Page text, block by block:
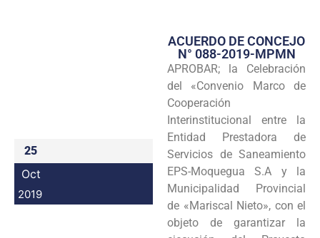
Transparencia
Seguridad
Programas
Intranet
25
Oct
2019
ACUERDO DE CONCEJO
N° 088-2019-MPMN
APROBAR; la Celebración
del «Convenio Marco de
Cooperación
Interinstitucional entre la
Entidad Prestadora de
Servicios de Saneamiento
EPS-Moquegua S.A y la
Municipalidad Provincial
de «Mariscal Nieto», con el
objeto de garantizar la